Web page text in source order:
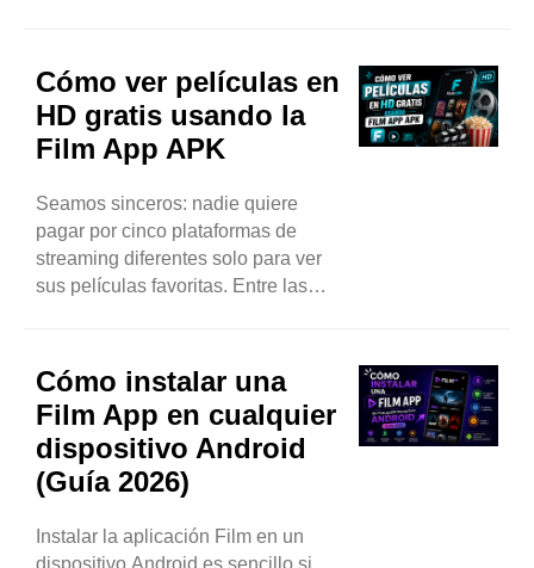
mitad de una escena y deja de
responder completamente. Sea cual
sea el problema que estás
experimentando,...
Cómo ver películas en
HD gratis usando la
Film App APK
Seamos sinceros: nadie quiere
pagar por cinco plataformas de
streaming diferentes solo para ver
sus películas favoritas. Entre las
de contenido que se reducen
constantemente, la situación se
vuelve frustrante rápidamente. Por
eso, tantos usuarios de Android se
han...
Cómo instalar una
Film App en cualquier
dispositivo Android
(Guía 2026)
Instalar la aplicación Film en un